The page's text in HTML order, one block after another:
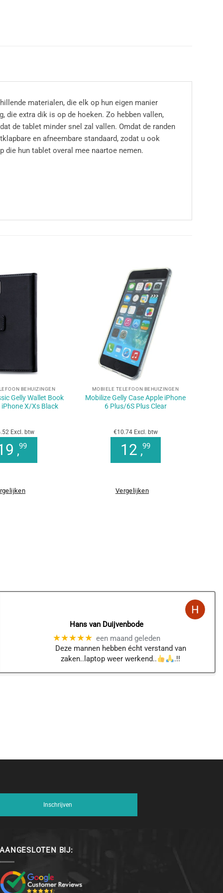
materialen, die elk op hun eigen manier
die extra dik is op de hoeken. Zo hebben vallen,
de tablet minder snel zal vallen. Omdat de randen
en afneembare standaard, zodat u ook
die hun tablet overal mee naartoe nemen.
BEHUIZINGEN
Gelly Wallet Book
iPhone X/Xs Black
Excl. btw
,99
MOBIELE TELEFOON BEHUIZINGEN
Mobilize Gelly Case Apple iPhone
6 Plus/6S Plus Clear
€10.74 Excl. btw
12 ,99
Vergelijken
Hans van Duijvenbode
★★★★★ een maand geleden
Deze mannen hebben écht verstand van
zaken..laptop weer werkend..
.!!
Inschrijven
AANGESLOTEN BIJ: